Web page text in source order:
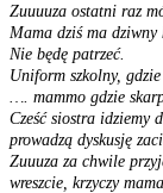
Zuuuuza ostatni raz
Mama dziś ma
Nie będę patrzeć.
Uniform szkolny,
…. mammo gdzie
Cześć siostra idziemy
prowadzą dyskusję
Zuuuza za chwile
wreszcie, krzyczy mama.